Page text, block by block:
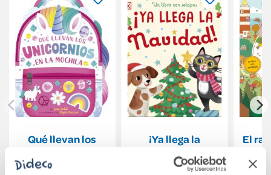
Qué llevan los
mochila
¡Ya llega la
El